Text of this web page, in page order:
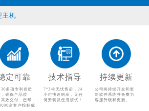
主机
传感器
控设备
控设备
件产品
定可靠
30多项专利资质
，确保产品质
高效交付，已帮
余客户投标成
技术指导
7*24h无忧售后，24
小时快速响应，无任
何安装及使用烦忧！
持续更新
公司将持续开发和更
新软件系统并免费为
客服升级和更新。